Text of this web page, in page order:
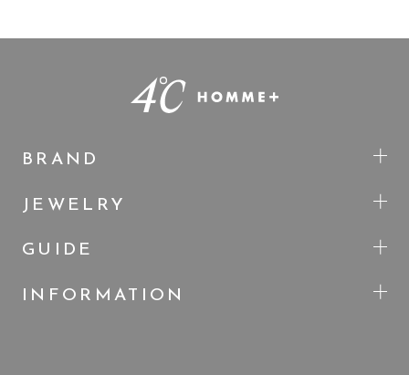
BRAND
JEWELRY
GUIDE
INFORMATION